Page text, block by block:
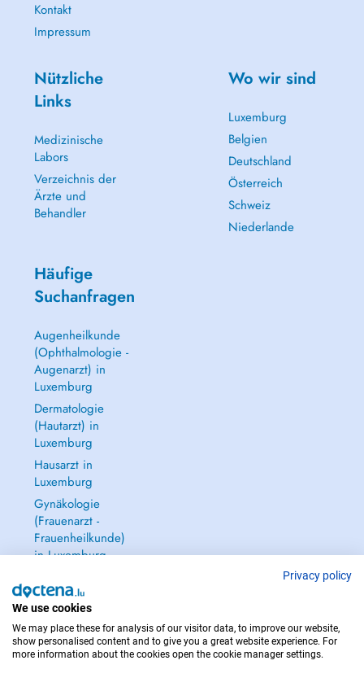
Kontakt
Impressum
Nützliche
Links
Medizinische
Labors
Verzeichnis der
Ärzte und
Behandler
Wo wir sind
Luxemburg
Belgien
Deutschland
Österreich
Schweiz
Niederlande
Häufige
Suchanfragen
Augenheilkunde
(Ophthalmologie -
Augenarzt) in
Luxemburg
Dermatologie
(Hautarzt) in
Luxemburg
Hausarzt in
Luxemburg
Gynäkologie
(Frauenarzt -
Frauenheilkunde)
in Luxemburg
IM NOTFALL WENDEN SIE SICH AN : 112
Privacy policy
We use cookies
We may place these for analysis of our visitor data, to improve our website,
show personalised content and to give you a great website experience. For
more information about the cookies open the cookie manager settings.